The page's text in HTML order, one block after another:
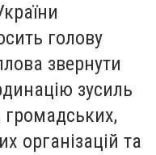
голову
звернути
зусиль
громадських,
організацій та